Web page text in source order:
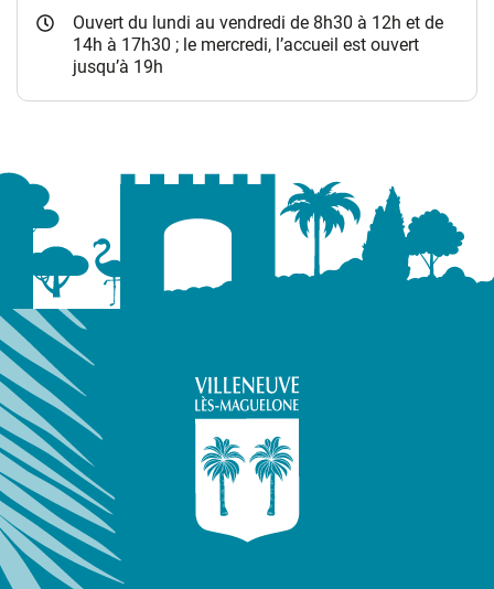
Ouvert du lundi au vendredi de 8h30 à 12h et de
14h à 17h30 ; le mercredi, l’accueil est ouvert
jusqu’à 19h